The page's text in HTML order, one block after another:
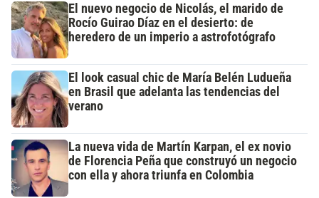
El nuevo negocio de Nicolás, el marido de
Rocío Guirao Díaz en el desierto: de
heredero de un imperio a astrofotógrafo
El look casual chic de María Belén Ludueña
en Brasil que adelanta las tendencias del
verano
La nueva vida de Martín Karpan, el ex novio
de Florencia Peña que construyó un negocio
con ella y ahora triunfa en Colombia